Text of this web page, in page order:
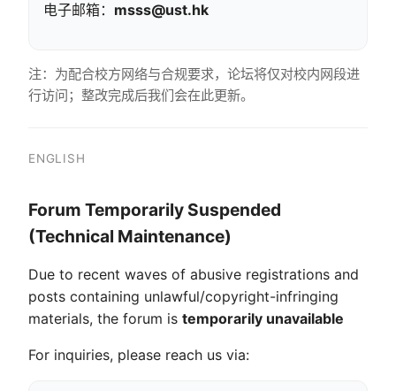
电子邮箱： msss@ust.hk
注：为配合校方网络与合规要求，论坛将仅对校内网段进
行访问；整改完成后我们会在此更新。
ENGLISH
Forum Temporarily Suspended
(Technical Maintenance)
Due to recent waves of abusive registrations and
posts containing unlawful/copyright-infringing
materials, the forum is temporarily unavailable
For inquiries, please reach us via: